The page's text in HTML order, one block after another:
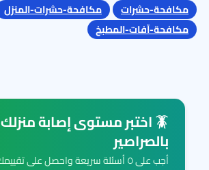
مكافحة-حشرات
مكافحة-حشرات-المنزل
مكافحة-آفات-المطبخ
🪳 اختبر مستوى إصابة منزلك
بالصراصير
أجب على ٥ أسئلة سريعة واحصل على تقييمك الفوري